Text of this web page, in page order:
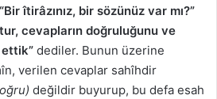
“Bir îtirâzınız, bir sözünüz var mı?”
cevapların doğruluğunu ve
dediler. Bunun üzerine
verilen cevaplar sahîhdir
değildir buyurup, bu defa esah